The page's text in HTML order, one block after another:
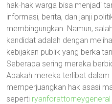
hak-hak warga bisa menjadi
informasi, berita, dan janji
membingungkan. Namun,
kandidat adalah dengan
kebijakan publik yang
Seberapa sering mereka
Apakah mereka terlibat dalam
memperjuangkan hak asasi
seperti ryanforattorneygeneral